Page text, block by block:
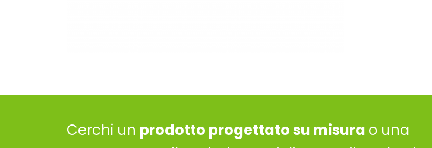
Cerchi un prodotto progettato su misura o una